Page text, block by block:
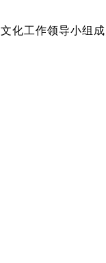
化工作领导小组